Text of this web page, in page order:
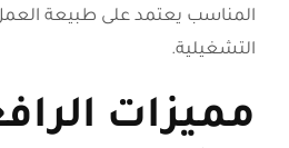
المناسب يعتمد على طبيعة العمل،
التشغيلية.
مميزات